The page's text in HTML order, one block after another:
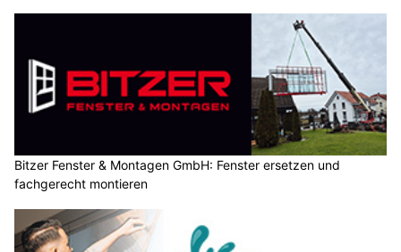
Bitzer Fenster & Montagen GmbH: Fenster ersetzen und
fachgerecht montieren